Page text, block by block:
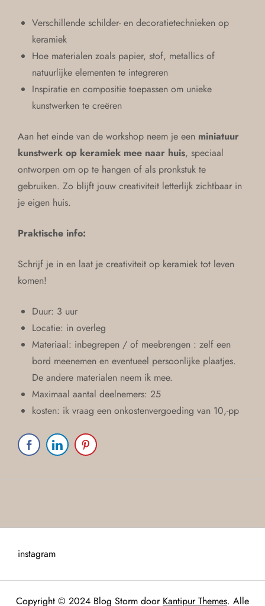
Verschillende schilder- en decoratietechnieken op
keramiek
Hoe materialen zoals papier, stof, metallics of
natuurlijke elementen te integreren
Inspiratie en compositie toepassen om unieke
kunstwerken te creëren
Aan het einde van de workshop neem je een miniatuur
kunstwerk op keramiek mee naar huis, speciaal
ontworpen om op te hangen of als pronkstuk te
gebruiken. Zo blijft jouw creativiteit letterlijk zichtbaar in
je eigen huis.
Praktische info:
Schrijf je in en laat je creativiteit op keramiek tot leven
komen!
Duur: 3 uur
Locatie: in overleg
Materiaal: inbegrepen / of meebrengen : zelf een
bord meenemen en eventueel persoonlijke plaatjes.
De andere materialen neem ik mee.
Maximaal aantal deelnemers: 25
kosten: ik vraag een onkostenvergoeding van 10,-pp
instagram
Copyright © 2024 Blog Storm door Kantipur Themes. Alle